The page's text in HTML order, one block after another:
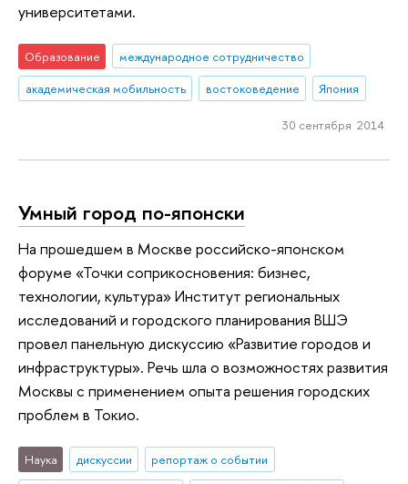
университетами.
Образование
международное сотрудничество
академическая мобильность
востоковедение Япония
30 сентября 2014
Умный город по-японски
На прошедшем в Москве российско-японском
форуме «Точки соприкосновения: бизнес,
технологии, культура» Институт региональных
исследований и городского планирования ВШЭ
провел панельную дискуссию «Развитие городов и
инфраструктуры». Речь шла о возможностях развития
Москвы с применением опыта решения городских
проблем в Токио.
Наука дискуссии
репортаж о событии